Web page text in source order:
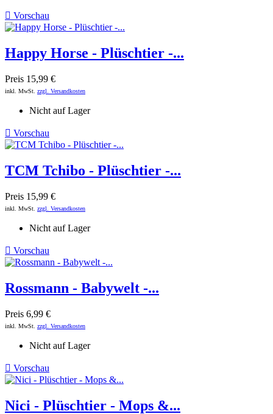
 Vorschau
Happy Horse - Plüschtier -...
Preis 15,99 €
inkl. MwSt. zzgl. Versandkosten
Nicht auf Lager
 Vorschau
TCM Tchibo - Plüschtier -...
Preis 15,99 €
inkl. MwSt. zzgl. Versandkosten
Nicht auf Lager
 Vorschau
Rossmann - Babywelt -...
Preis 6,99 €
inkl. MwSt. zzgl. Versandkosten
Nicht auf Lager
 Vorschau
Nici - Plüschtier - Mops &...